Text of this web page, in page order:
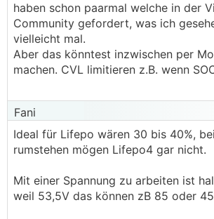
haben schon paarmal welche in der
Community gefordert, was ich
vielleicht mal.
Aber das könntest inzwischen per
machen. CVL limitieren z.B. wenn
Fani
Ideal für Lifepo wären 30 bis 40%,
rumstehen mögen Lifepo4 gar nicht.
Mit einer Spannung zu arbeiten ist
weil 53,5V das können zB 85 oder